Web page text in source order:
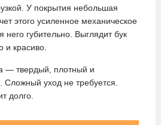
У покрытия небольшая
этого усиленное механическое
него губительно. Выглядит бук
и красиво.
— твердый, плотный и
Сложный уход не требуется.
долго.